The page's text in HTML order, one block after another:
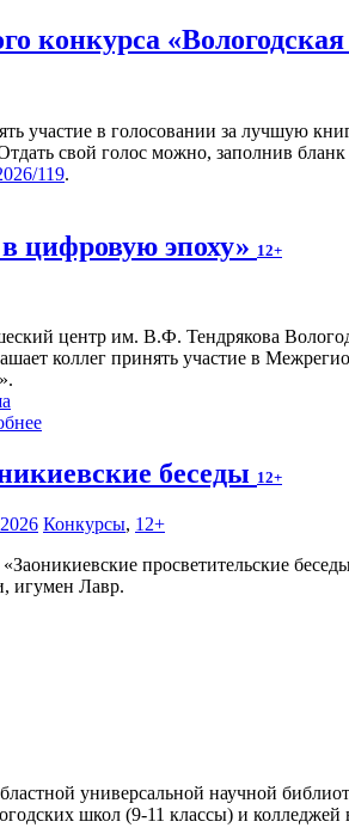
конкурса «Вологодская
участие в голосовании за лучшую
свой голос можно, заполнив
119.
цифровую эпоху» 12+
центр им. В.Ф. Тендрякова
коллег принять участие в
беседы 12+
Конкурсы, 12+
просветительские
игумен Лавр.
универсальной научной
школ (9-11 классы) и колледжей